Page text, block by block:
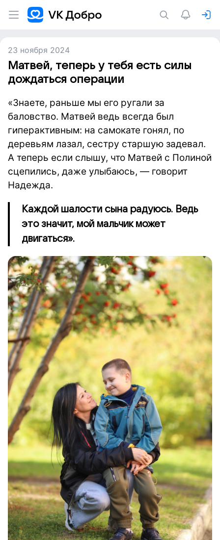
23 ноября 2024
Матвей, теперь у тебя есть силы
дождаться операции
«Знаете, раньше мы его ругали за
баловство. Матвей ведь всегда был
гиперактивным: на самокате гонял, по
деревьям лазал, сестру старшую задевал.
А теперь если слышу, что Матвей с Полиной
сцепились, даже улыбаюсь, — говорит
Надежда.
Каждой шалости сына радуюсь. Ведь
это значит, мой мальчик может
двигаться».